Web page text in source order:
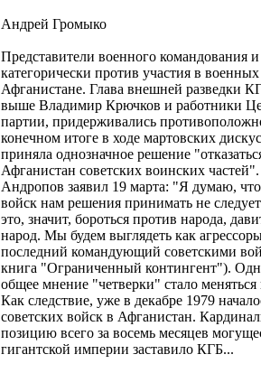
Андрей Громыко
Представители военного командования
категорически против участия в
Афганистане. Глава внешней разведки
выше Владимир Крючков и работники
партии, придерживались
конечном итоге в ходе мартовских
приняла однозначное решение
Афганистан советских воинских
Андропов заявил 19 марта: "Я думаю,
войск нам решения принимать не
это, значит, бороться против народа,
народ. Мы будем выглядеть как
последний командующий советскими
книга "Ограниченный контингент").
общее мнение "четверки" стало
Как следствие, уже в декабре 1979
советских войск в Афганистан.
позицию всего за восемь месяцев
гигантской империи заставило КГБ...